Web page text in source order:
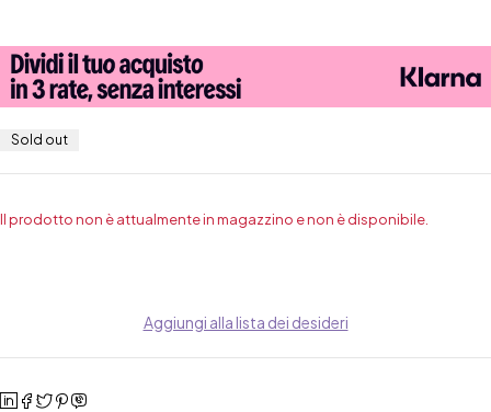
Sold out
Il prodotto non è attualmente in magazzino e non è disponibile.
Aggiungi alla lista dei desideri